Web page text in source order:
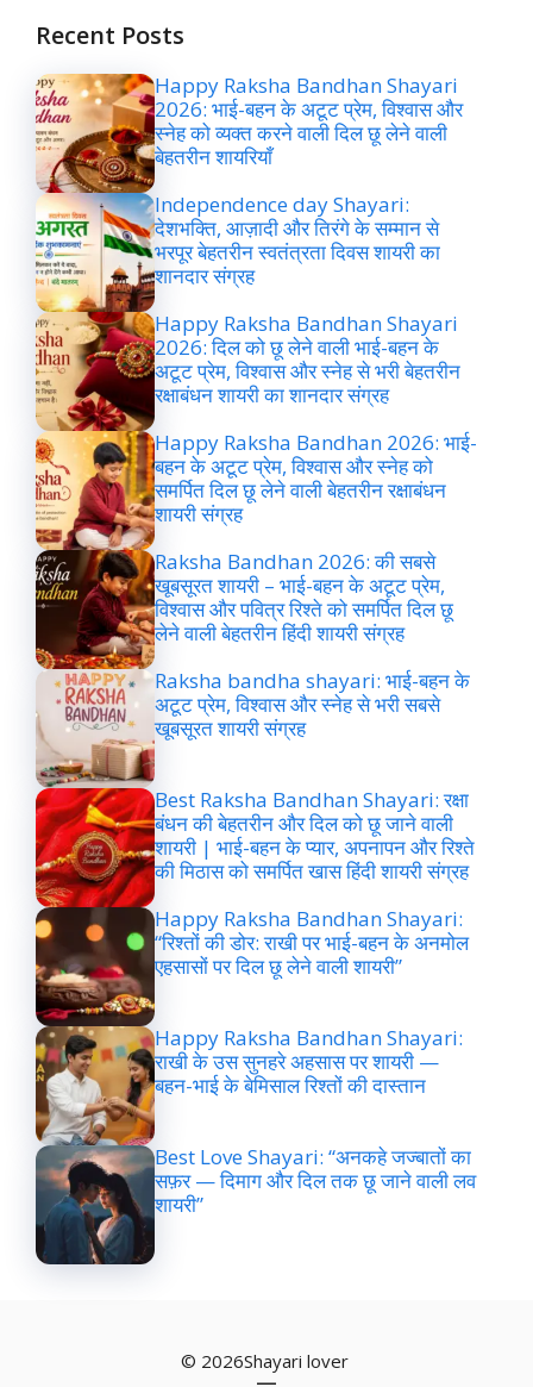
Recent Posts
Happy Raksha Bandhan Shayari
2026: भाई-बहन के अटूट प्रेम, विश्वास और
स्नेह को व्यक्त करने वाली दिल छू लेने वाली
बेहतरीन शायरियाँ
Independence day Shayari:
देशभक्ति, आज़ादी और तिरंगे के सम्मान से
भरपूर बेहतरीन स्वतंत्रता दिवस शायरी का
शानदार संग्रह
Happy Raksha Bandhan Shayari
2026: दिल को छू लेने वाली भाई-बहन के
अटूट प्रेम, विश्वास और स्नेह से भरी बेहतरीन
रक्षाबंधन शायरी का शानदार संग्रह
Happy Raksha Bandhan 2026: भाई-
बहन के अटूट प्रेम, विश्वास और स्नेह को
समर्पित दिल छू लेने वाली बेहतरीन रक्षाबंधन
शायरी संग्रह
Raksha Bandhan 2026: की सबसे
खूबसूरत शायरी – भाई-बहन के अटूट प्रेम,
विश्वास और पवित्र रिश्ते को समर्पित दिल छू
लेने वाली बेहतरीन हिंदी शायरी संग्रह
Raksha bandha shayari: भाई-बहन के
अटूट प्रेम, विश्वास और स्नेह से भरी सबसे
खूबसूरत शायरी संग्रह
Best Raksha Bandhan Shayari: रक्षा
बंधन की बेहतरीन और दिल को छू जाने वाली
शायरी | भाई-बहन के प्यार, अपनापन और रिश्ते
की मिठास को समर्पित खास हिंदी शायरी संग्रह
Happy Raksha Bandhan Shayari:
“रिश्तों की डोर: राखी पर भाई-बहन के अनमोल
एहसासों पर दिल छू लेने वाली शायरी”
Happy Raksha Bandhan Shayari:
राखी के उस सुनहरे अहसास पर शायरी —
बहन-भाई के बेमिसाल रिश्तों की दास्तान
Best Love Shayari: “अनकहे जज्बातों का
सफ़र — दिमाग और दिल तक छू जाने वाली लव
शायरी”
© 2026Shayari lover